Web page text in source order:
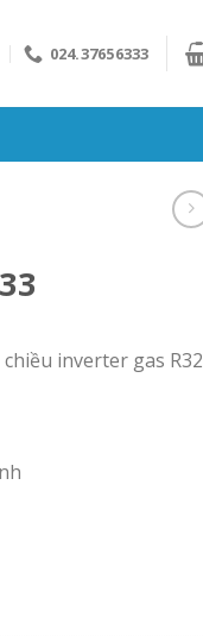
024.37656333
inverter gas R32